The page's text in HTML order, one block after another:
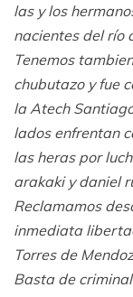
las y los
nacientes del río
Tenemos
chubutazo y fue
la Atech
lados enfrentan
las heras por
arakaki y daniel
Reclamamos
inmediata
Torres de
Basta de